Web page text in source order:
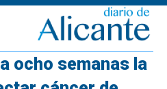
ocho semanas la